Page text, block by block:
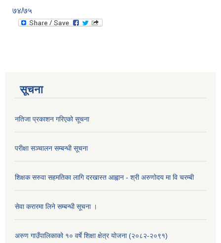
७४/७५
सूचना
नतिजा प्रकाशन गरिएको सूचना
परीक्षा सञ्चालन सम्बन्धी सूचना
शिक्षक सरुवा सहमतिका लागि दरखास्त आह्वान - श्री अरुणोदय मा वि चरम्बी
सेवा करारमा लिने सम्बन्धी सूचना ।
अरुण गाउँपालिकाको १० वर्षे शिक्षा क्षेत्र योजना (२०८२-२०९१)